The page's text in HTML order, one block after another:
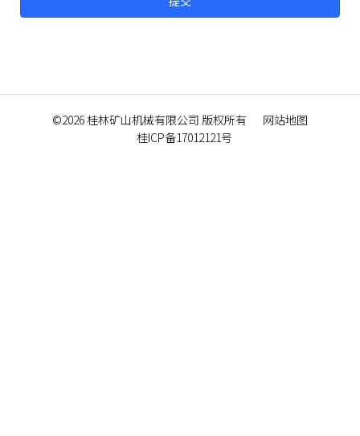
©2026桂林矿山机械有限公司 版权所有
网站地图
桂ICP备17012121号